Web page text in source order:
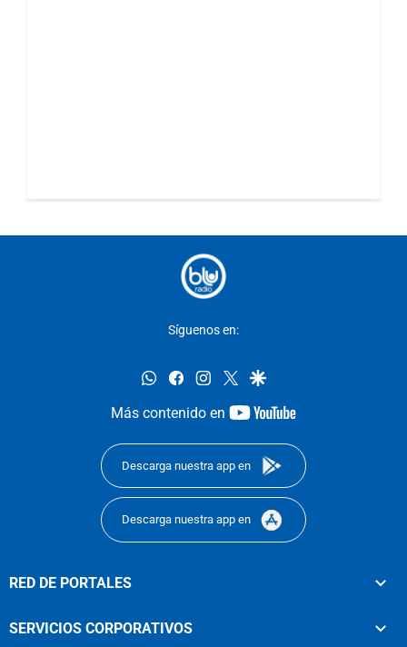
Síguenos en:
whatsappfacebookinstagram
twittergoogle
Más contenido en
youtube-
Descarga nuestra app en
Descarga nuestra app en
RED DE PORTALES
SERVICIOS CORPORATIVOS